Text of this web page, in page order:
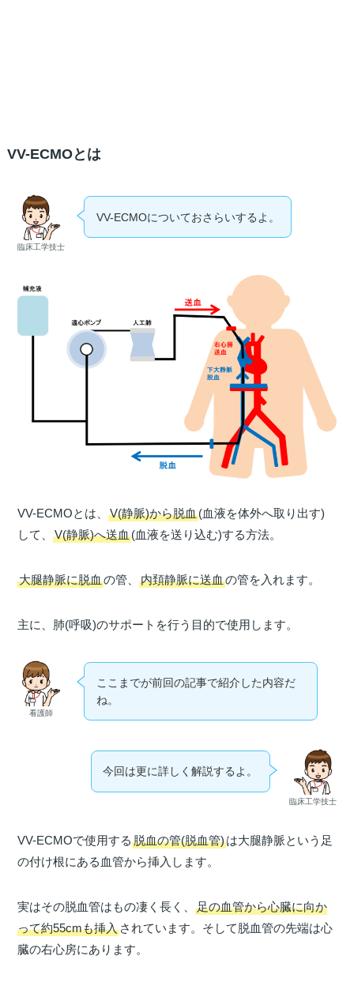
VV-ECMOとは
臨床工学技士
VV-ECMOについておさらいするよ。
VV-ECMOとは、V(静脈)から脱血(血液を体外へ取り出す)
して、V(静脈)へ送血(血液を送り込む)する方法。
大腿静脈に脱血の管、内頚静脈に送血の管を入れます。
主に、肺(呼吸)のサポートを行う目的で使用します。
看護師
ここまでが前回の記事で紹介した内容だ
ね。
臨床工学技士
今回は更に詳しく解説するよ。
VV-ECMOで使用する脱血の管(脱血管)は大腿静脈という足
の付け根にある血管から挿入します。
実はその脱血管はもの凄く長く、足の血管から心臓に向か
って約55cmも挿入 されています。そして脱血管の先端は心
臓の右心房にあります。